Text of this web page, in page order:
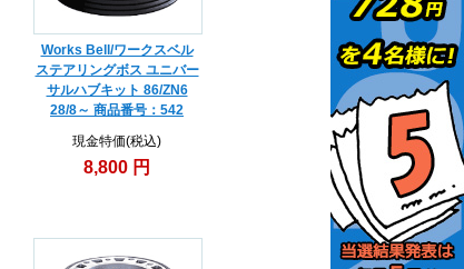
Works Bell/ワークスベル
ステアリングボス ユニバー
サルハブキット 86/ZN6
28/8～ 商品番号：542
現金特価(税込)
8,800 円